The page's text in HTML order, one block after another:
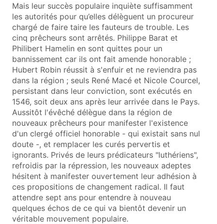
Mais leur succès populaire inquiète suffisamment
les autorités pour qu’elles délèguent un procureur
chargé de faire taire les fauteurs de trouble. Les
cinq prêcheurs sont arrêtés. Philippe Barat et
Philibert Hamelin en sont quittes pour un
bannissement car ils ont fait amende honorable ;
Hubert Robin réussit à s'enfuir et ne reviendra pas
dans la région ; seuls René Macé et Nicole Courcel,
persistant dans leur conviction, sont exécutés en
1546, soit deux ans après leur arrivée dans le Pays.
Aussitôt l'évêché délègue dans la région de
nouveaux prêcheurs pour manifester l'existence
d'un clergé officiel honorable - qui existait sans nul
doute -, et remplacer les curés pervertis et
ignorants. Privés de leurs prédicateurs "luthériens",
refroidis par la répression, les nouveaux adeptes
hésitent à manifester ouvertement leur adhésion à
ces propositions de changement radical. Il faut
attendre sept ans pour entendre à nouveau
quelques échos de ce qui va bientôt devenir un
véritable mouvement populaire.